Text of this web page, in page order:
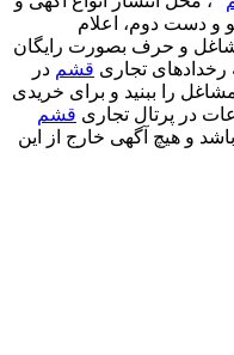
و دست‌ دوم، اعلام
و حرف بصورت رایگان
رخدادهای تجاری قشم در
را ببنید و برای خریدی
در پرتال تجاری قشم
و هیچ آگهی خارج از این